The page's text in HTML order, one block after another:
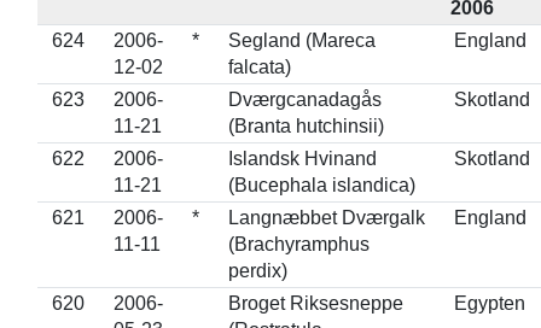
2006
624
2006-
12-02
*
Segland (Mareca
falcata)
England
623
2006-
11-21
Dværgcanadagås
(Branta hutchinsii)
Skotland
622
2006-
11-21
Islandsk Hvinand
(Bucephala islandica)
Skotland
621
2006-
11-11
*
Langnæbbet Dværgalk
(Brachyramphus
perdix)
England
620
2006-
Broget Riksesneppe
Egypten